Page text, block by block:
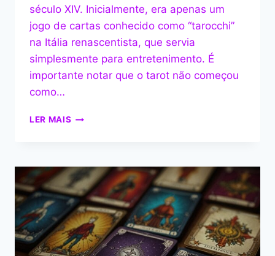
século XIV. Inicialmente, era apenas um
jogo de cartas conhecido como “tarocchi”
na Itália renascentista, que servia
simplesmente para entretenimento. É
importante notar que o tarot não começou
como…
LER MAIS DESVENDANDO
TAROT:
UM
GUIA
COMPLETO